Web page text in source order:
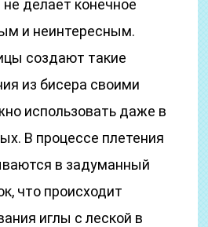
делает конечное
и неинтересным.
создают такие
из бисера своими
использовать даже в
В процессе плетения
в задуманный
что происходит
иглы с леской в